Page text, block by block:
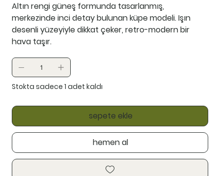
Altın rengi güneş formunda tasarlanmış,
merkezinde inci detay bulunan küpe modeli. Işın
desenli yüzeyiyle dikkat çeker, retro-modern bir
hava taşır.
Stokta sadece 1 adet kaldı
sepete ekle
hemen al